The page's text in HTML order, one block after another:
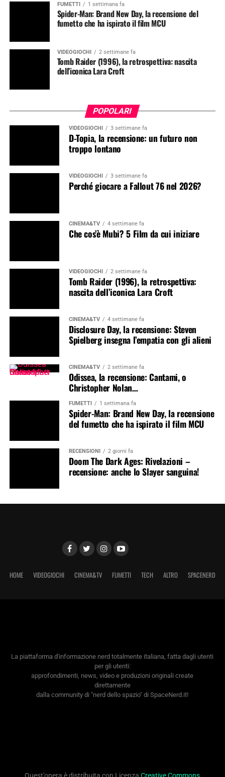
FUMETTI 1 settimana fa
Spider-Man: Brand New Day, la recensione del
fumetto che ha ispirato il film MCU
VIDEOGIOCHI 2 settimane fa
Tomb Raider (1996), la retrospettiva: nascita
dell’iconica Lara Croft
POPOLARI
VIDEOGIOCHI 3 settimane fa
D-Topia, la recensione: un futuro non
troppo lontano
VIDEOGIOCHI 3 settimane fa
Perché giocare a Fallout 76 nel 2026?
CINEMA&TV 4 settimane fa
Che cos’è Mubi? 5 Film da cui iniziare
VIDEOGIOCHI 2 settimane fa
Tomb Raider (1996), la retrospettiva:
nascita dell’iconica Lara Croft
CINEMA&TV 4 settimane fa
Disclosure Day, la recensione: Steven
Spielberg insegna l’empatia con gli alieni
CINEMA&TV 2 settimane fa
Odissea, la recensione: Cantami, o
Christopher Nolan…
FUMETTI 1 settimana fa
Spider-Man: Brand New Day, la recensione
del fumetto che ha ispirato il film MCU
RECENSIONI 2 giorni fa
Doom The Dark Ages: Rivelazioni –
recensione: anche lo Slayer sanguina!
HOME VIDEOGIOCHI CINEMA&TV FUMETTI TECH ALTRO SPACENERD
La piattaforma d'informazione nerd totalmente italiana, fatta dagli utenti
per gli utenti:
approfondimenti, news, video e produzioni originali create
direttamente
dalla community di "nerd dello spazio" di SpaceNerd.it!